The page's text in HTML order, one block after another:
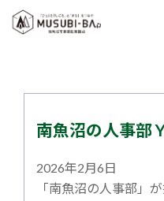
南魚沼の人事部
2026年2月6日
「南魚沼の人事部」